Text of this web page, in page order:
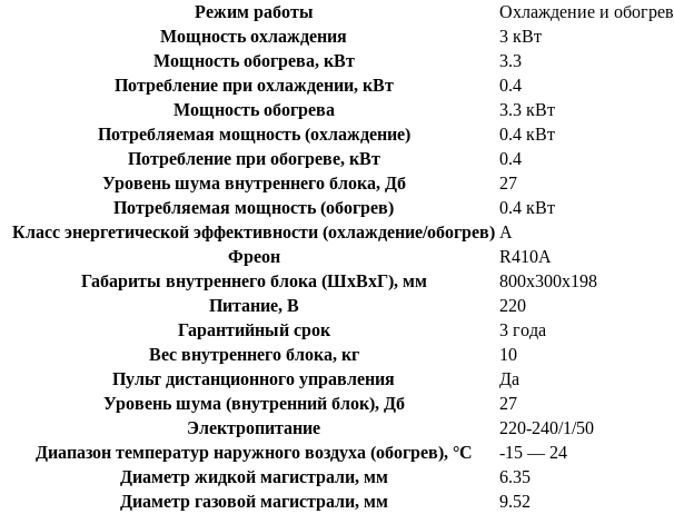
Режим работы
Охлаждение и обогрев
Мощность охлаждения
3 кВт
Мощность обогрева, кВт
3.3
Потребление при охлаждении, кВт
0.4
Мощность обогрева
3.3 кВт
Потребляемая мощность (охлаждение)
0.4 кВт
Потребление при обогреве, кВт
0.4
Уровень шума внутреннего блока, Дб
27
Потребляемая мощность (обогрев)
0.4 кВт
Класс энергетической эффективности (охлаждение/обогрев) A
Фреон
R410A
Габариты внутреннего блока (ШхВхГ), мм
800х300х198
Питание, В
220
Гарантийный срок
3 года
Вес внутреннего блока, кг
10
Пульт дистанционного управления
Да
Уровень шума (внутренний блок), Дб
27
Электропитание
220-240/1/50
Диапазон температур наружного воздуха (обогрев), °C
-15 — 24
Диаметр жидкой магистрали, мм
6.35
Диаметр газовой магистрали, мм
9.52